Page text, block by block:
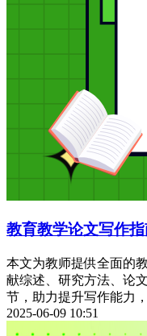
教育教学论文写作
本文为教师提供全面的
献综述、研究方法、论
节，助力提升写作能力
2025-06-09 10:51